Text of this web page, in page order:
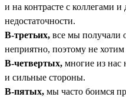
и на контрасте с коллегами
недостаточности.
В-третьих, все мы получали
неприятно, поэтому не хотим
В-четвертых, многие из
и сильные стороны.
В-пятых, мы часто боимся